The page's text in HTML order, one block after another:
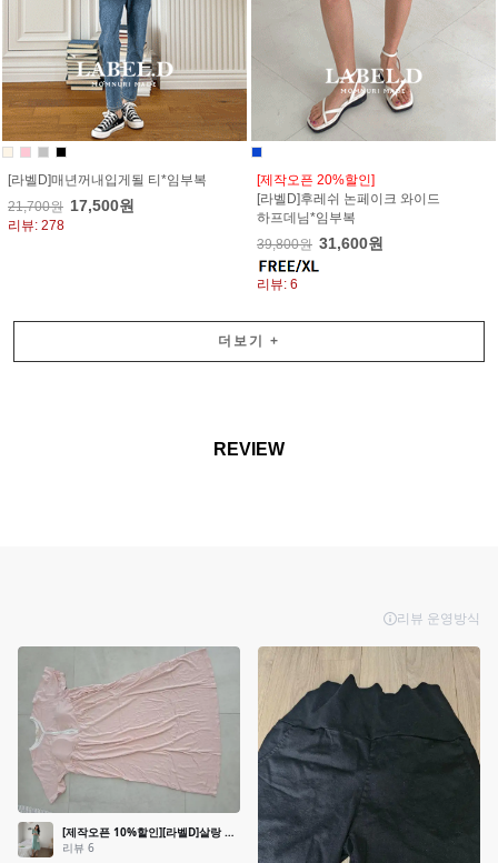
[라벨D]매년꺼내입게될 티*임부복
21,700원 17,500원
리뷰: 278
[제작오픈 20%할인]
[라벨D]후레쉬 논페이크 와이드
하프데님*임부복
39,800원 31,600원
리뷰: 6
더보기 +
REVIEW